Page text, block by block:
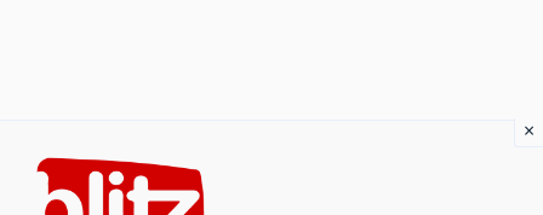
content
×